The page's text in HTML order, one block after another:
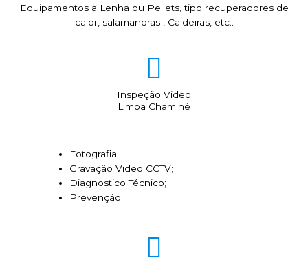
Equipamentos a Lenha ou Pellets, tipo recuperadores de
calor, salamandras , Caldeiras, etc..
Inspeção Video
Limpa Chaminé
Fotografia;
Gravação Video CCTV;
Diagnostico Técnico;
Prevenção